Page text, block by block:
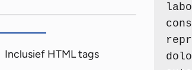
Inclusief HTML tags